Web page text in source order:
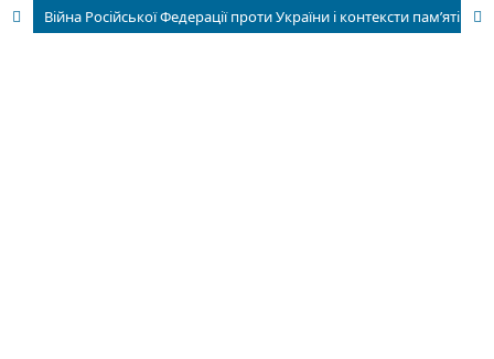
Війна Російської Федерації проти України і контексти пам’яті про Другу світову